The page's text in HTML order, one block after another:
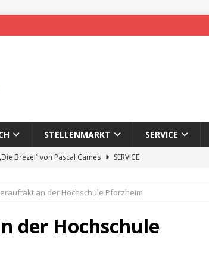
STELLENMARKT SERVICE
Brezel“ von Pascal Cames
SERVICE
des 65. Fasnetsumzugs Dillweißenstein
an der Hochschule Pforzheim
der Hochschule